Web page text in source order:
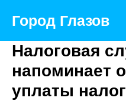
Город Глазов
Налоговая
напоминает
уплаты